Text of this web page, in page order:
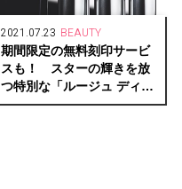
2021.07.23 BEAUTY
期間限定の無料刻印サービ
スも！ スターの輝きを放
つ特別な「ルージュ ディオ
ール」が登場。